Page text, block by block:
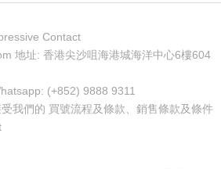
Contact
地址: 香港尖沙咀海港城海洋中心6樓604
(+852) 9888 9311
我們的 買號流程及條款
銷售條款及條件